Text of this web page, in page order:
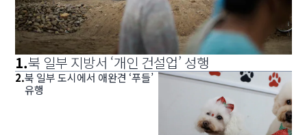
1.북 일부 지방서 ‘개인 건설업’ 성행
2.북 일부 도시에서 애완견 ‘푸들’
유행